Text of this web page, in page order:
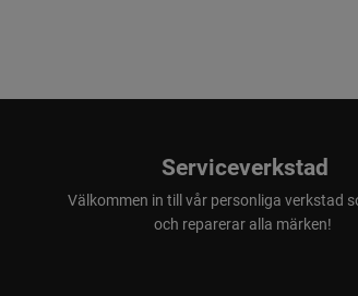
Serviceverkstad
Välkommen in till vår personliga verkstad
och reparerar alla märken!